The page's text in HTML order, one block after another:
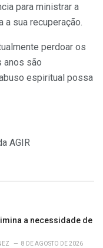
para ministrar a
a sua recuperação.
perdoar os
anos são
espiritual possa
AGIR
a necessidade de
8 DE AGOSTO DE 2026